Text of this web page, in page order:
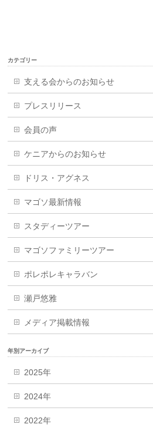
カテゴリー
支える会からのお知らせ
プレスリリース
会員の声
ケニアからのお知らせ
ドリス・アグネス
マゴソ最新情報
スタディーツアー
マゴソファミリーツアー
ポレポレキャラバン
瀬戸悠雅
メディア掲載情報
年別アーカイブ
2025年
2024年
2022年